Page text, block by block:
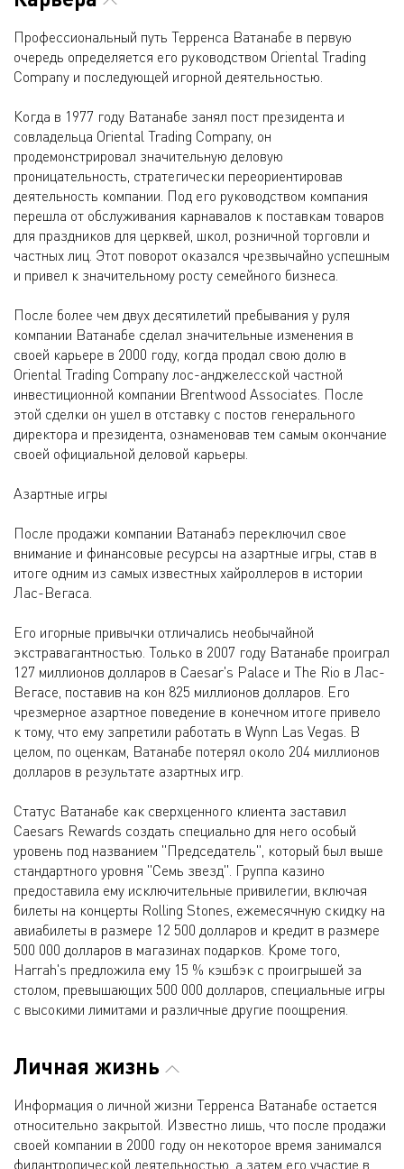
Профессиональный путь Терренса Ватанабе в первую
очередь определяется его руководством Oriental Trading
Company и последующей игорной деятельностью.
Когда в 1977 году Ватанабе занял пост президента и
совладельца Oriental Trading Company, он
продемонстрировал значительную деловую
проницательность, стратегически переориентировав
деятельность компании. Под его руководством компания
перешла от обслуживания карнавалов к поставкам товаров
для праздников для церквей, школ, розничной торговли и
частных лиц. Этот поворот оказался чрезвычайно успешным
и привел к значительному росту семейного бизнеса.
После более чем двух десятилетий пребывания у руля
компании Ватанабе сделал значительные изменения в
своей карьере в 2000 году, когда продал свою долю в
Oriental Trading Company лос-анджелесской частной
инвестиционной компании Brentwood Associates. После
этой сделки он ушел в отставку с постов генерального
директора и президента, ознаменовав тем самым окончание
своей официальной деловой карьеры.
Азартные игры
После продажи компании Ватанабэ переключил свое
внимание и финансовые ресурсы на азартные игры, став в
итоге одним из самых известных хайроллеров в истории
Лас-Вегаса.
Его игорные привычки отличались необычайной
экстравагантностью. Только в 2007 году Ватанабе проиграл
127 миллионов долларов в Caesar's Palace и The Rio в Лас-
Вегасе, поставив на кон 825 миллионов долларов. Его
чрезмерное азартное поведение в конечном итоге привело
к тому, что ему запретили работать в Wynn Las Vegas. В
целом, по оценкам, Ватанабе потерял около 204 миллионов
долларов в результате азартных игр.
Статус Ватанабе как сверхценного клиента заставил
Caesars Rewards создать специально для него особый
уровень под названием "Председатель", который был выше
стандартного уровня "Семь звезд". Группа казино
предоставила ему исключительные привилегии, включая
билеты на концерты Rolling Stones, ежемесячную скидку на
авиабилеты в размере 12 500 долларов и кредит в размере
500 000 долларов в магазинах подарков. Кроме того,
Harrah's предложила ему 15 % кэшбэк с проигрышей за
столом, превышающих 500 000 долларов, специальные игры
с высокими лимитами и различные другие поощрения.
Личная жизнь
Информация о личной жизни Терренса Ватанабе остается
относительно закрытой. Известно лишь, что после продажи
своей компании в 2000 году он некоторое время занимался
филантропической деятельностью, а затем его участие в